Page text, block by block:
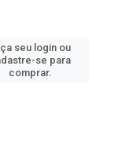
seu login ou
se para
comprar.